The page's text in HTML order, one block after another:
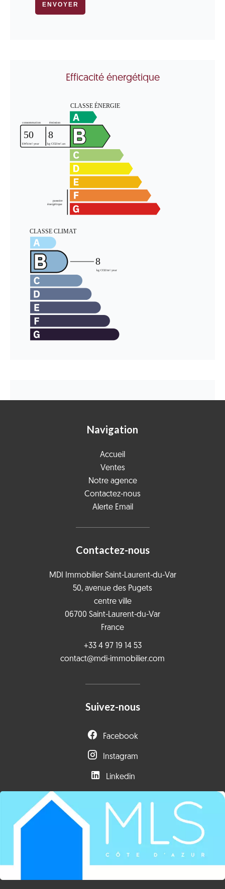
ENVOYER
Efficacité énergétique
Navigation
Accueil
Ventes
Notre agence
Contactez-nous
Alerte Email
Contactez-nous
MDI Immobilier Saint-Laurent-du-Var
50, avenue des Pugets
centre ville
06700 Saint-Laurent-du-Var
France
+33 4 97 19 14 53
contact@mdi-immobilier.com
Suivez-nous
Facebook
Instagram
Linkedin